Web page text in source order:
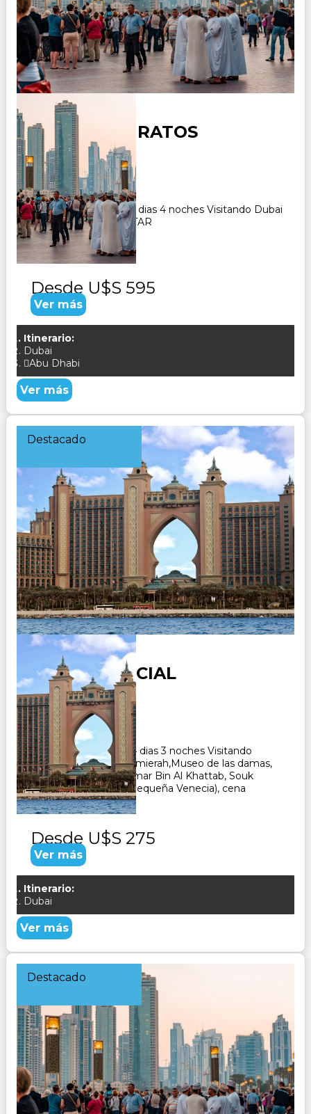
DUBAI 3 EMIRATOS
Duración:
5Días4Noches
Paquete Turistico de 5 dias 4 noches Visitando Dubai
y Abu Dhabi CONSULTAR
Desde U$S 595
Ver más
Itinerario:
Dubai
Abu Dhabi
Ver más
Destacado
DUBAI ESENCIAL
Duración:
4
Días 3 Noches
Paquete Turistico de 4 dias 3 noches Visitando
Dubai, Mezquita de Jumierah,Museo de las damas,
Mezquita Al Farooq Omar Bin Al Khattab, Souk
Madinat Jumierah (la pequeña Venecia), cena
barbacoa en Sahara
Desde U$S 275
Ver más
Itinerario:
Dubai
Ver más
Destacado